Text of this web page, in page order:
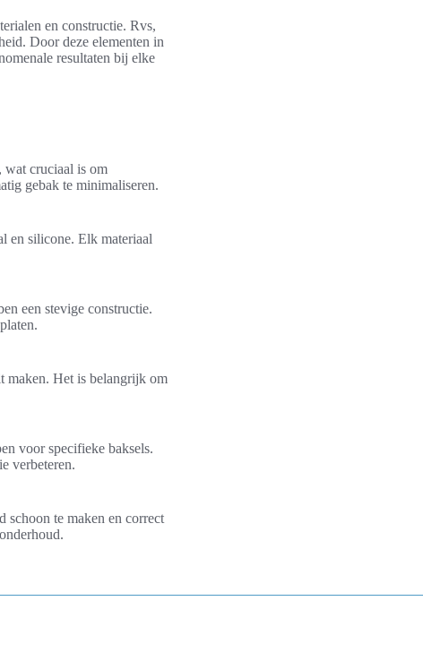
en constructie. Rvs,
Door deze elementen in
resultaten bij elke
wat cruciaal is om
gebak te minimaliseren.
en silicone. Elk materiaal
een stevige constructie.
maken. Het is belangrijk om
voor specifieke baksels.
verbeteren.
schoon te maken en correct